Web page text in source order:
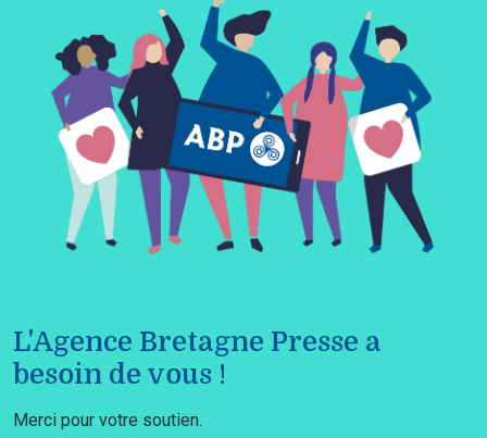
L'Agence Bretagne Presse a
besoin de vous !
Merci pour votre soutien.